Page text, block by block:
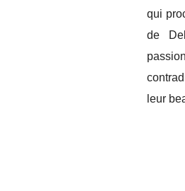
qui
de
leur